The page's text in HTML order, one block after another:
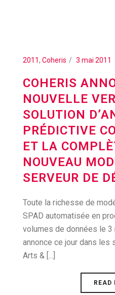
2011, Coheris 3 mai 2011
COHERIS
NOUVELLE
SOLUTION
PRÉDICTIVE
ET LA
NOUVEAU
SERVEUR DE
Toute la richesse de
SPAD automatisée en
volumes de données le 3
annonce ce jour dans les
Arts & [...]
READ